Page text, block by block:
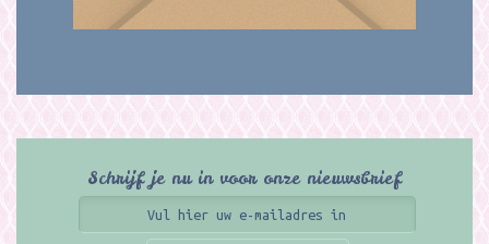
Schrijf je nu in voor onze nieuwsbrief